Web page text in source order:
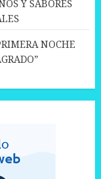
Y SABORES
NOCHE